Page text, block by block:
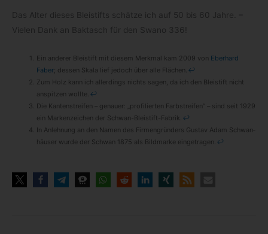
Das Alter die­ses Blei­stifts schätze ich auf 50 bis 60 Jahre. –
Vie­len Dank an Bak­tasch für den Swano 336!
Ein ande­rer Blei­stift mit die­sem Merk­mal kam 2009 von Eber­hard
Faber; des­sen Skala lief jedoch über alle Flä­chen. ↩
Zum Holz kann ich aller­dings nichts sagen, da ich den Blei­stift nicht
anspit­zen wollte. ↩
Die Kan­ten­strei­fen – genauer: „pro­fi­lier­ten Farb­strei­fen“ – sind seit 1929
ein Mar­ken­zei­chen der Schwan-​Bleistift-​Fabrik. ↩
In Anleh­nung an den Namen des Fir­men­grün­ders Gus­tav Adam Schwan­
häu­ser wurde der Schwan 1875 als Bild­marke ein­ge­tra­gen. ↩